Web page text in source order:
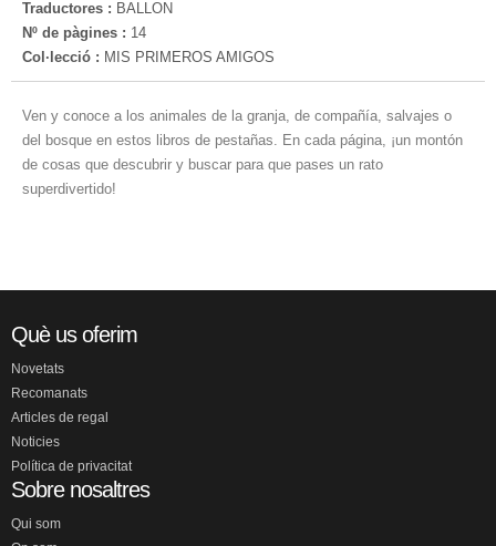
Traductores : BALLON
Nº de pàgines : 14
Col·lecció : MIS PRIMEROS AMIGOS
Ven y conoce a los animales de la granja, de compañía, salvajes o
del bosque en estos libros de pestañas. En cada página, ¡un montón
de cosas que descubrir y buscar para que pases un rato
superdivertido!
Què us oferim
Novetats
Recomanats
Articles de regal
Noticies
Política de privacitat
Sobre nosaltres
Qui som